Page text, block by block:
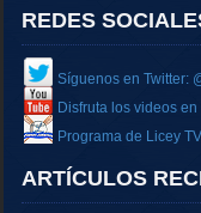
REDES
Síguenos en Twitter:
Disfruta los videos
Programa de Licey
ARTÍCULOS